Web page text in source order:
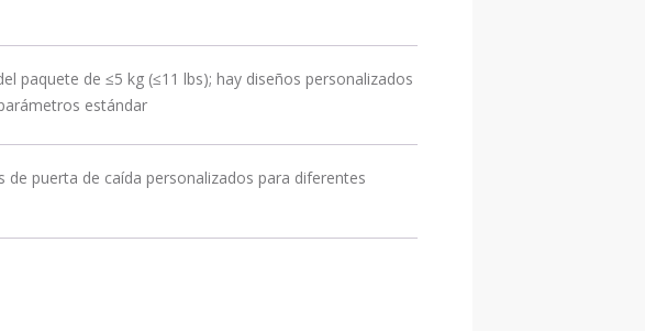
paquete de ≤5 kg (≤11 lbs); hay diseños personalizados
estándar
puerta de caída personalizados para diferentes